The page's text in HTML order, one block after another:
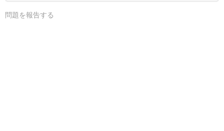
問題を報告する